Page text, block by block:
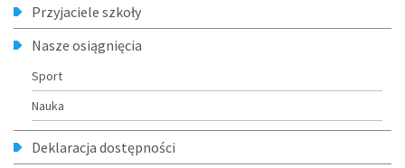
Przyjaciele szkoły
Nasze osiągnięcia
Sport
Nauka
Deklaracja dostępności